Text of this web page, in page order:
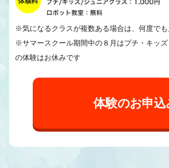
※気になるクラスが複数ある場合は、何度でも
※サマースクール期間中の８月はプチ・キッ
の体験はお休みです
体験のお申込